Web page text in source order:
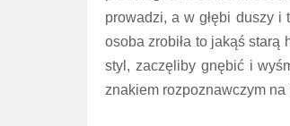
prowadzi, a w głębi duszy i
osoba zrobiła to jakąś starą
styl, zaczęliby gnębić i
znakiem rozpoznawczym